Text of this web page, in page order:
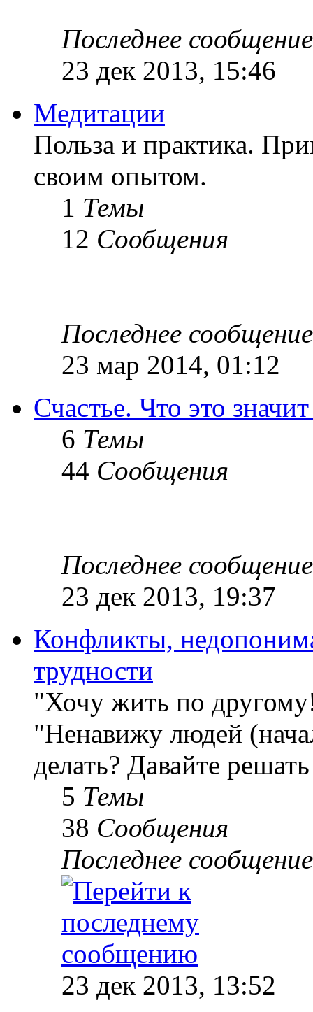
Последнее сообщение
23 дек 2013, 15:46
Медитации
Польза и практика.
своим опытом.
1 Темы
12 Сообщения
Последнее сообщение
23 мар 2014, 01:12
Счастье. Что это
6 Темы
44 Сообщения
Последнее сообщение
23 дек 2013, 19:37
Конфликты,
трудности
"Хочу жить по
"Ненавижу людей
делать? Давайте
5 Темы
38 Сообщения
Последнее сообщение
23 дек 2013, 13:52